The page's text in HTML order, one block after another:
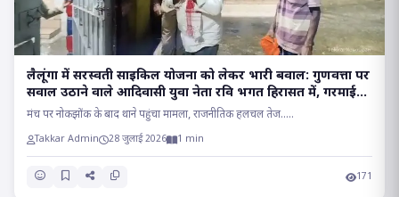
लैलूंगा में सरस्वती साइकिल योजना को लेकर भारी बवाल: गुणवत्ता पर
सवाल उठाने वाले आदिवासी युवा नेता रवि भगत हिरासत में, गरमाई
सियासत..
मंच पर नोकझोंक के बाद थाने पहुंचा मामला, राजनीतिक हलचल तेज.....
Takkar Admin 28 जुलाई 2026 1 min
171